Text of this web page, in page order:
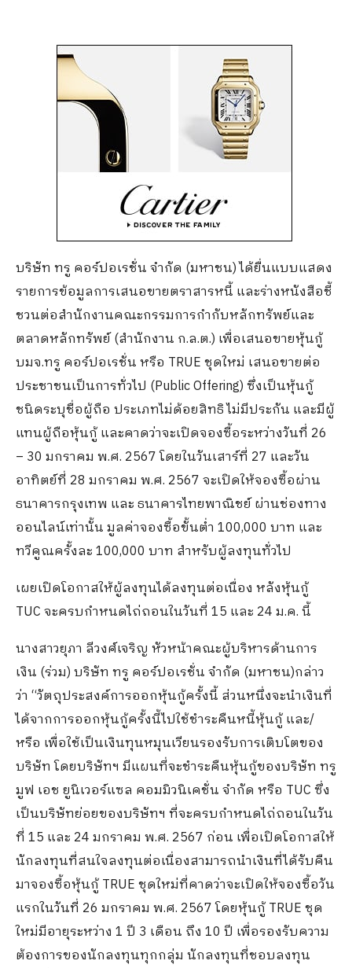
บริษัท ทรู คอร์ปอเรชั่น จำกัด (มหาชน) ได้ยื่นแบบแสดง
รายการข้อมูลการเสนอขายตราสารหนี้ และร่างหนังสือชี้
ชวนต่อสำนักงานคณะกรรมการกำกับหลักทรัพย์และ
ตลาดหลักทรัพย์ (สำนักงาน ก.ล.ต.) เพื่อเสนอขายหุ้นกู้
บมจ.ทรู คอร์ปอเรชั่น หรือ TRUE ชุดใหม่ เสนอขายต่อ
ประชาชนเป็นการทั่วไป (Public Offering) ซึ่งเป็นหุ้นกู้
ชนิดระบุชื่อผู้ถือ ประเภทไม่ด้อยสิทธิ ไม่มีประกัน และมีผู้
แทนผู้ถือหุ้นกู้ และคาดว่าจะเปิดจองซื้อระหว่างวันที่ 26
– 30 มกราคม พ.ศ. 2567 โดยในวันเสาร์ที่ 27 และวัน
อาทิตย์ที่ 28 มกราคม พ.ศ. 2567 จะเปิดให้จองซื้อผ่าน
ธนาคารกรุงเทพ และ ธนาคารไทยพาณิชย์ ผ่านช่องทาง
ออนไลน์เท่านั้น มูลค่าจองซื้อขั้นต่ำ 100,000 บาท และ
ทวีคูณครั้งละ 100,000 บาท สำหรับผู้ลงทุนทั่วไป
เผยเปิดโอกาสให้ผู้ลงทุนได้ลงทุนต่อเนื่อง หลังหุ้นกู้
TUC จะครบกำหนดไถ่ถอนในวันที่ 15 และ 24 ม.ค. นี้
นางสาวยุภา ลีวงศ์เจริญ หัวหน้าคณะผู้บริหารด้านการ
เงิน (ร่วม) บริษัท ทรู คอร์ปอเรชั่น จำกัด (มหาชน)กล่าว
ว่า “วัตถุประสงค์การออกหุ้นกู้ครั้งนี้ ส่วนหนึ่งจะนำเงินที่
ได้จากการออกหุ้นกู้ครั้งนี้ไปใช้ชำระคืนหนี้หุ้นกู้ และ/
หรือ เพื่อใช้เป็นเงินทุนหมุนเวียนรองรับการเติบโตของ
บริษัท โดยบริษัทฯ มีแผนที่จะชำระคืนหุ้นกู้ของบริษัท ทรู
มูฟ เอช ยูนิเวอร์แซล คอมมิวนิเคชั่น จำกัด หรือ TUC ซึ่ง
เป็นบริษัทย่อยของบริษัทฯ ที่จะครบกำหนดไถ่ถอนในวัน
ที่ 15 และ 24 มกราคม พ.ศ. 2567 ก่อน เพื่อเปิดโอกาสให้
นักลงทุนที่สนใจลงทุนต่อเนื่องสามารถนำเงินที่ได้รับคืน
มาจองซื้อหุ้นกู้ TRUE ชุดใหม่ที่คาดว่าจะเปิดให้จองซื้อวัน
แรกในวันที่ 26 มกราคม พ.ศ. 2567 โดยหุ้นกู้ TRUE ชุด
ใหม่มีอายุระหว่าง 1 ปี 3 เดือน ถึง 10 ปี เพื่อรองรับความ
ต้องการของนักลงทุนทุกกลุ่ม นักลงทุนที่ชอบลงทุน